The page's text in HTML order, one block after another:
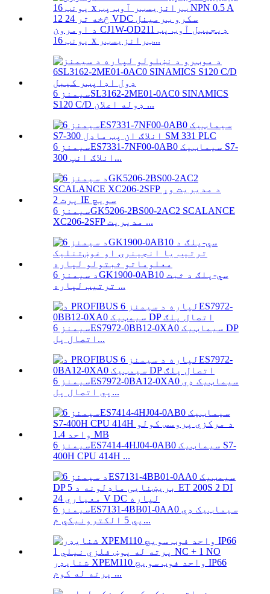
د اومرون CJ1W-OD211 ډیجیټل آوټ پټ
یونټ 16 x ټرانزیسټر...
سیمنز 6SL3162-2ME01-0AC0 SINAMICS
S120 C/D ډوله اعلان ...
سیمنز 6ES7331-7NF00-0AB0 سیماټیک S7-
300 انلاګ انپ...
سیمنز 6GK5206-2BS00-2AC2 SCALANCE
XC206-2SFP مدیریت ...
د سیمنز 6GK1900-0AB10 سي-پلګ د ثبت
ترتیب لپاره ...
سیمنز 6ES7972-0BB12-0XA0 سیماټیک DP
اتصال پل...
سیمنز 6ES7972-0BA12-0XA0 سیماټیک ډي
پي اتصال پل...
سیمنز 6ES7414-4HJ04-0AB0 سیماټیک S7-
400H CPU 414H ...
سیمنز 6ES7131-4BB01-0AA0 سیماټیک ډي
پي 5 الکترونیکي م...
شنایډر XPEM110 واحد فوټ سویچ IP66
پرته له کوم ...